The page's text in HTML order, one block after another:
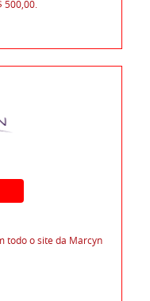
500,00.
todo o site da Marcyn